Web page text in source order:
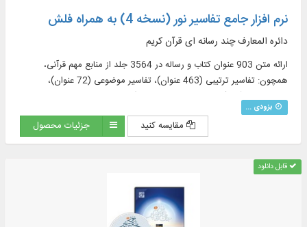
نرم افزار جامع تفاسیر نور (نسخه 4) به همراه فلش
دائره المعارف چند رسانه ای قرآن کریم
ارائه متن 903 عنوان کتاب و رساله در 3564 جلد از منابع مهم قرآنی،
همچون: تفاسیر ترتیبی (463 عنوان)، تفاسیر موضوعی (72 عنوان)،
قسمت دانشنامه)، منابع تفسیر و علوم قرآنی (319 عنوان)، فرهنگنامه‌ها (52
عنوان)، پرسمان‌های قرآنی (32 عنوان)
بزودی ...
مقایسه کنید جزئیات محصول
قابل دانلود